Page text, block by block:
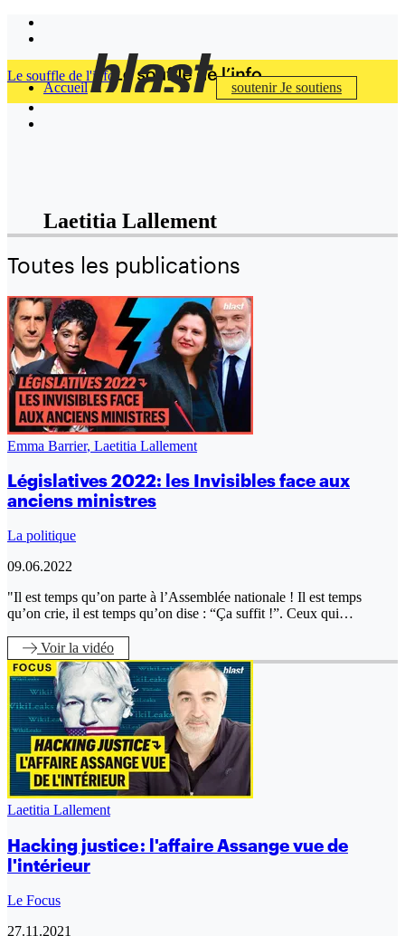
Accueil soutenirJe soutiens
Le souffle de l'info
Laetitia Lallement
Toutes les publications
Emma Barrier, Laetitia Lallement
Législatives 2022: les Invisibles face aux
anciens ministres
La politique
09.06.2022
"Il est temps qu’on parte à l’Assemblée nationale ! Il est temps
qu’on crie, il est temps qu’on dise : “Ça suffit !”. Ceux qui…
Voirla vidéo
Laetitia Lallement
Hacking justice : l'affaire Assange vue de
l'intérieur
Le Focus
27.11.2021